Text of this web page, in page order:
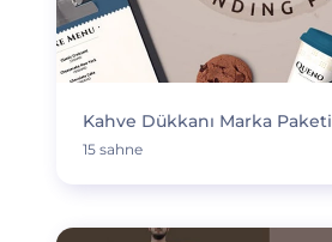
Kahve Dükkanı Marka Paketi
15 sahne